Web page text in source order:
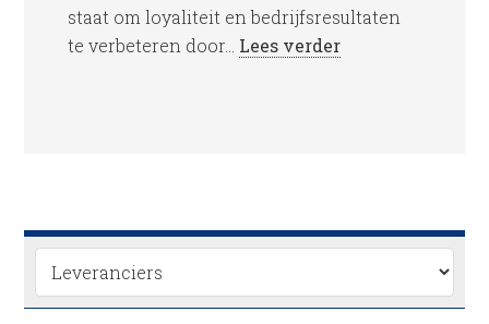
staat om loyaliteit en bedrijfsresultaten
te verbeteren door... Lees verder